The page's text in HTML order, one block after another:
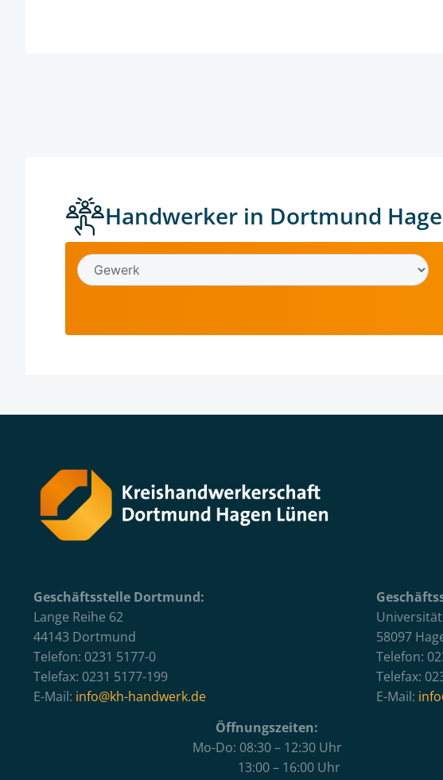
Handwerker in Dortmund
Geschäftsstelle Dortmund:
Lange Reihe 62
44143 Dortmund
Telefon: 0231 5177-0
Telefax: 0231 5177-199
E-Mail: info@kh-handwerk.de
58097
Telefon:
Telefax:
E-Mail:
Öffnungszeiten:
Mo-Do: 08:30 – 12:30 Uhr
13:00 – 16:00 Uhr